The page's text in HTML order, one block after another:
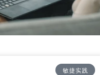
敏捷实践